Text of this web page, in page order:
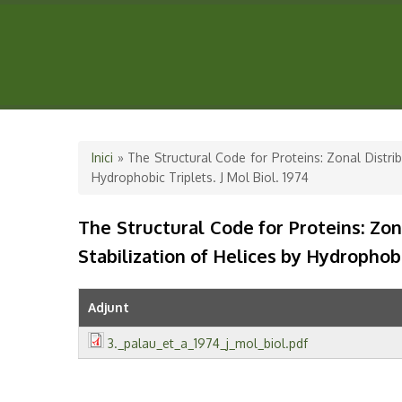
Esteu aquí
Inici » The Structural Code for Proteins: Zonal
Hydrophobic Triplets. J Mol Biol. 1974
The Structural Code for Proteins:
Stabilization of Helices by
Adjunt
3._palau_et_a_1974_j_mol_biol.pdf